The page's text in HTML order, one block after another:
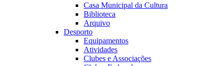
Casa Municipal da Cultura
Biblioteca
Arquivo
Desporto
Equipamentos
Atividades
Clubes e Associações